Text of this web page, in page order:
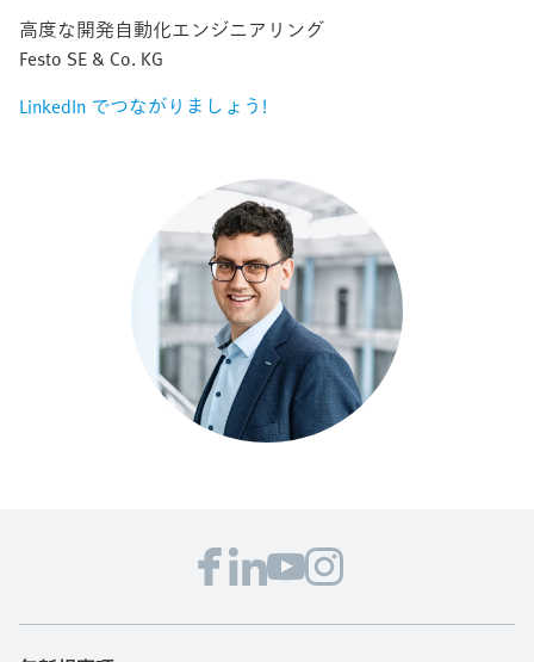
高度な開発自動化エンジニアリング
Festo SE & Co. KG
LinkedIn でつながりましょう!